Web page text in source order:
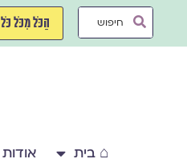
Search
הַכֹּל מִכֹּל כֹּל
⌂ בית אודות